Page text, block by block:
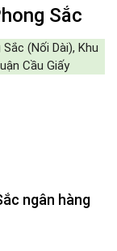
Sắc
(Nối Dài), Khu
Cầu Giấy
ngân hàng